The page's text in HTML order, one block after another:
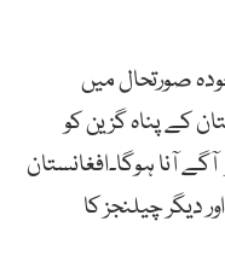
صورتحال میں
کے پناہ گزین کو
آنا ہوگا۔افغانستان
دیگر چیلنجز کا